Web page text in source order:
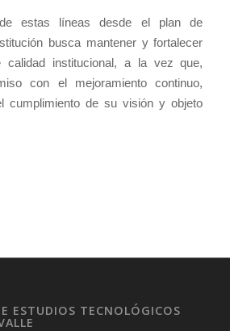
estas líneas desde el plan de
busca mantener y fortalecer
calidad institucional, a la vez que,
con el mejoramiento continuo,
cumplimiento de su visión y objeto
ESTUDIOS TECNOLÓGICOS